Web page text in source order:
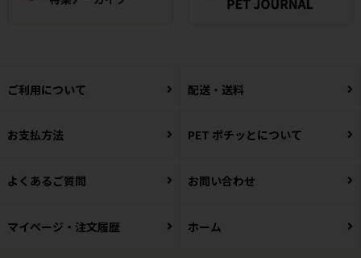
ご利用について 配送・送料
お支払方法 PET ポチッとについて
よくあるご質問 お問い合わせ
マイページ・注文履歴 ホーム